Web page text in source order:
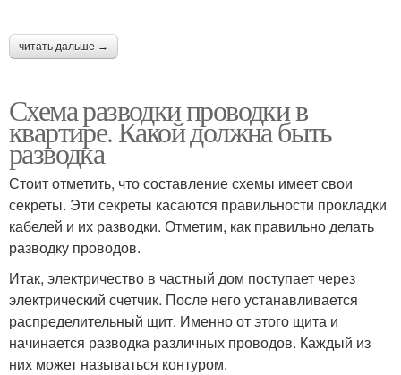
однокомнатной
читать дальше →
Схема разводки проводки в
квартире. Какой должна быть
разводка
Стоит отметить, что составление схемы имеет свои
секреты. Эти секреты касаются правильности прокладки
кабелей и их разводки. Отметим, как правильно делать
разводку проводов.
Итак, электричество в частный дом поступает через
электрический счетчик. После него устанавливается
распределительный щит. Именно от этого щита и
начинается разводка различных проводов. Каждый из
них может называться контуром.